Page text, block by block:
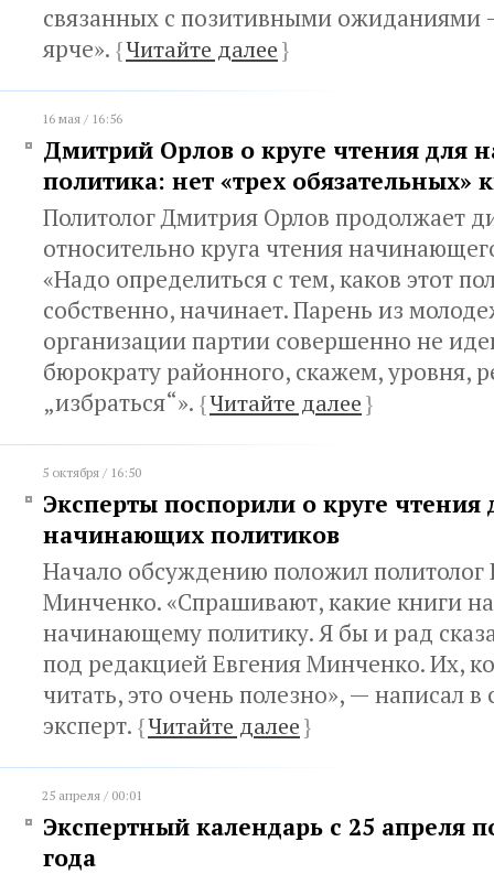
связанных с позитивными ожиданиями
ярче». {Читайте далее}
16 мая / 16:56
Дмитрий Орлов о круге чтения для
политика: нет «трех обязательных»
Политолог Дмитрия Орлов продолжает
относительно круга чтения
«Надо определиться с тем, каков этот
собственно, начинает. Парень из
организации партии совершенно не
бюрократу районного, скажем, уровня,
„избраться“». {Читайте далее}
5 октября / 16:50
Эксперты поспорили о круге чтения
начинающих политиков
Начало обсуждению положил политолог
Минченко. «Спрашивают, какие книги
начинающему политику. Я бы и рад
под редакцией Евгения Минченко. Их,
читать, это очень полезно», — написал
эксперт. {Читайте далее}
25 апреля / 00:01
Экспертный календарь с 25 апреля
года